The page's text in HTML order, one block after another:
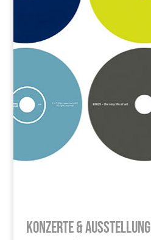
Konzerte & Ausstellung